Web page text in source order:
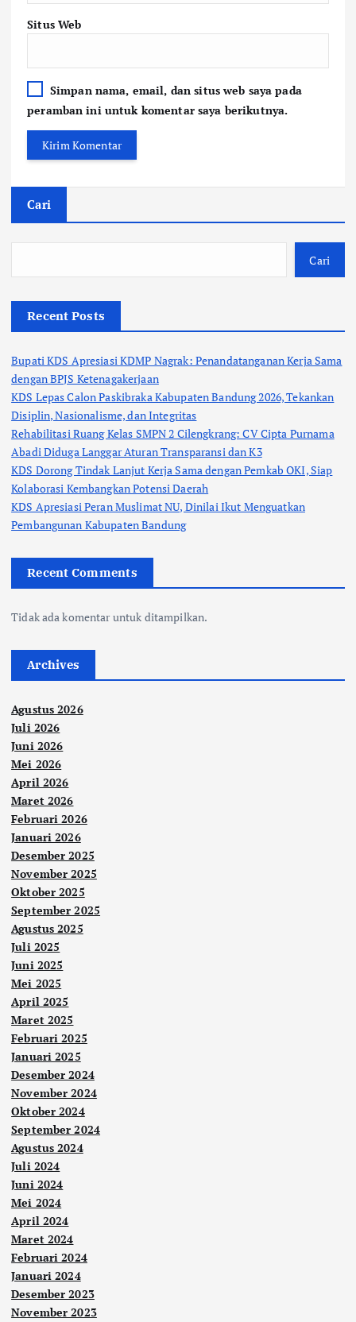
Situs Web
Simpan nama, email, dan situs web saya pada
peramban ini untuk komentar saya berikutnya.
Cari
Cari
Recent Posts
Bupati KDS Apresiasi KDMP Nagrak: Penandatanganan Kerja Sama
dengan BPJS Ketenagakerjaan
KDS Lepas Calon Paskibraka Kabupaten Bandung 2026, Tekankan
Disiplin, Nasionalisme, dan Integritas
Rehabilitasi Ruang Kelas SMPN 2 Cilengkrang: CV Cipta Purnama
Abadi Diduga Langgar Aturan Transparansi dan K3
KDS Dorong Tindak Lanjut Kerja Sama dengan Pemkab OKI, Siap
Kolaborasi Kembangkan Potensi Daerah
KDS Apresiasi Peran Muslimat NU, Dinilai Ikut Menguatkan
Pembangunan Kabupaten Bandung
Recent Comments
Tidak ada komentar untuk ditampilkan.
Archives
Agustus 2026
Juli 2026
Juni 2026
Mei 2026
April 2026
Maret 2026
Februari 2026
Januari 2026
Desember 2025
November 2025
Oktober 2025
September 2025
Agustus 2025
Juli 2025
Juni 2025
Mei 2025
April 2025
Maret 2025
Februari 2025
Januari 2025
Desember 2024
November 2024
Oktober 2024
September 2024
Agustus 2024
Juli 2024
Juni 2024
Mei 2024
April 2024
Maret 2024
Februari 2024
Januari 2024
Desember 2023
November 2023